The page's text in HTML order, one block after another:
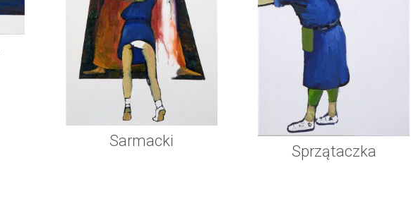
Sarmacki
Sprzątaczka